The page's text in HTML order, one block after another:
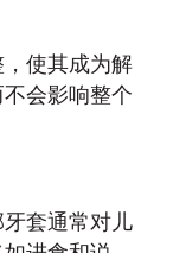
使其成为解
会影响整个
套通常对儿